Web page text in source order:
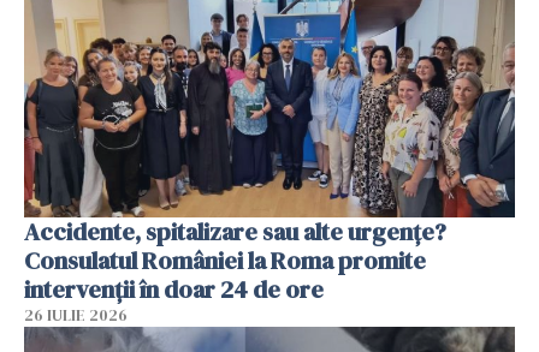
Accidente, spitalizare sau alte urgențe?
Consulatul României la Roma promite
intervenții în doar 24 de ore
26 IULIE 2026